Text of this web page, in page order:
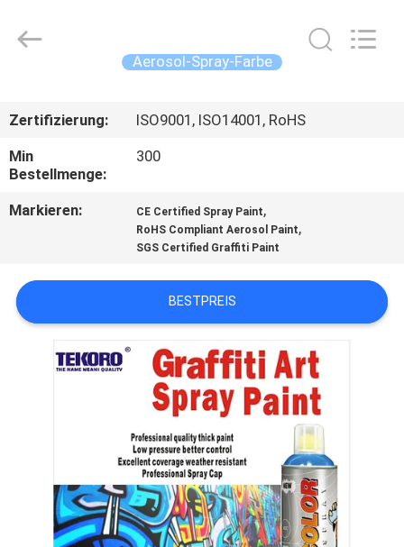
HAUSE
PRODUKTE
UNS
WERKSBESICHTIGUNG
QUALITÄTSKONTROLLE
KONTAKTIEREN
INDUSTRY
Aerosol-Spray-Farbe
Zertifizierung:
ISO9001, ISO14001, RoHS
Min
Bestellmenge:
300
Markieren: CE Certified Spray Paint,
RoHS Compliant Aerosol Paint,
SGS Certified Graffiti Paint
BESTPREIS